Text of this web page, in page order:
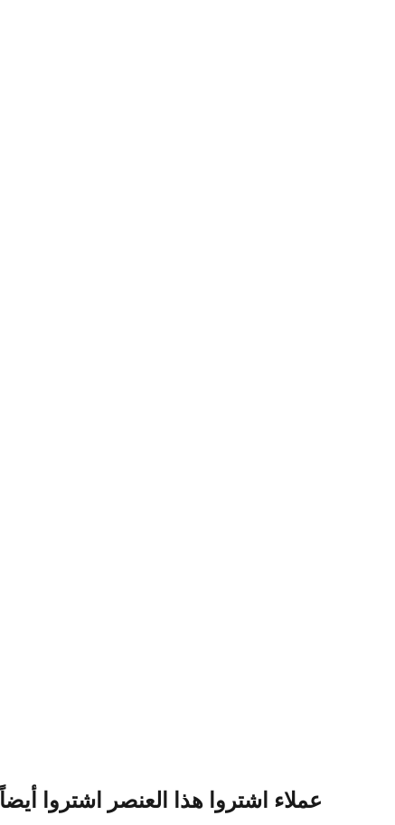
عملاء اشتروا هذا العنصر اشتروا أيضاً